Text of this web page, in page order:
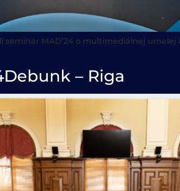
seminár MAD’24 o multimediálnej
– Riga